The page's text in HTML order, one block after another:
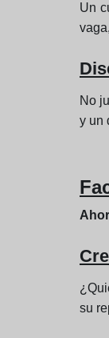
Un
No
y un
su